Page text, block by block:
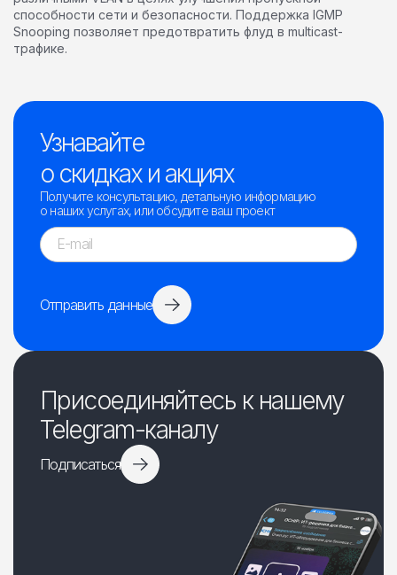
способности сети и безопасности. Поддержка IGMP
Snooping позволяет предотвратить флуд в multicast-
трафике.
Узнавайте
о скидках и акциях
Получите консультацию, детальную информацию
о наших услугах, или обсудите ваш проект
Отправить данные
Присоединяйтесь к нашему
Telegram-каналу
Подписаться